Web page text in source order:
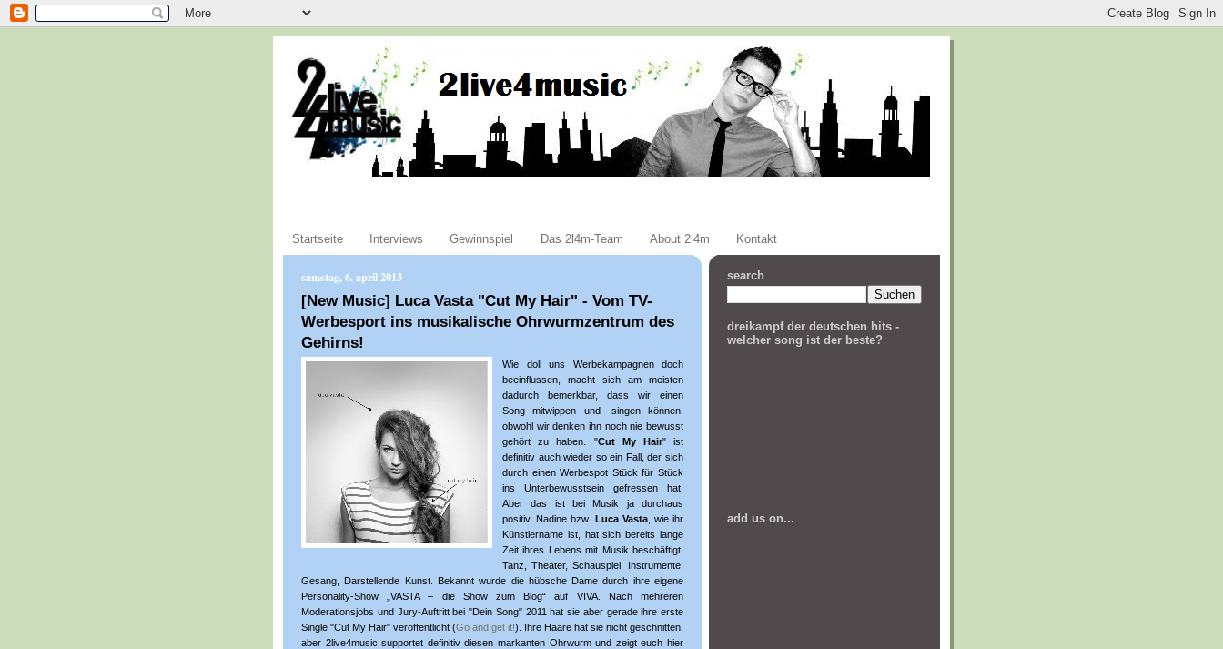
Startseite Interviews Gewinnspiel Das 2l4m-Team About 2l4m Kontakt
samstag, 6. april 2013
[New Music] Luca Vasta "Cut My Hair" - Vom TV-
Werbesport ins musikalische Ohrwurmzentrum des
Gehirns!
Wie doll uns Werbekampagnen doch
beeinflussen, macht sich am meisten
dadurch bemerkbar, dass wir einen
Song mitwippen und -singen können,
obwohl wir denken ihn noch nie bewusst
gehört zu haben. "Cut My Hair" ist
definitiv auch wieder so ein Fall, der sich
durch einen Werbespot Stück für Stück
ins Unterbewusstsein gefressen hat.
Aber das ist bei Musik ja durchaus
positiv. Nadine bzw. Luca Vasta, wie ihr
Künstlername ist, hat sich bereits lange
Zeit ihres Lebens mit Musik beschäftigt.
Tanz, Theater, Schauspiel, Instrumente,
Gesang, Darstellende Kunst. Bekannt wurde die hübsche Dame durch ihre eigene
Personality-Show „VASTA – die Show zum Blog“ auf VIVA. Nach mehreren
Moderationsjobs und Jury-Auftritt bei "Dein Song" 2011 hat sie aber gerade ihre erste
Single "Cut My Hair" veröffentlicht (Go and get it!). Ihre Haare hat sie nicht geschnitten,
aber 2live4music supportet definitiv diesen markanten Ohrwurm und zeigt euch hier
search
dreikampf der deutschen hits -
welcher song ist der beste?
add us on...